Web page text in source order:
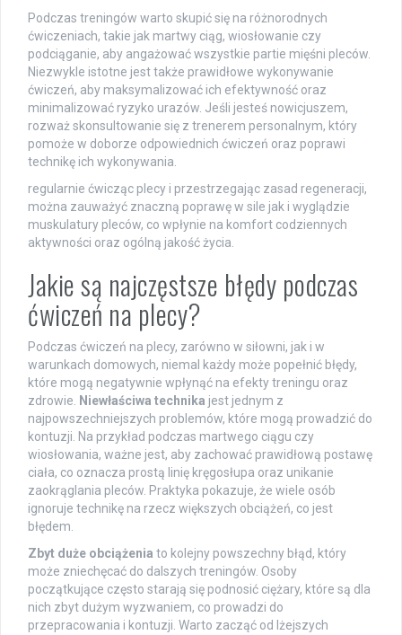
Podczas treningów warto skupić się na różnorodnych
ćwiczeniach, takie jak martwy ciąg, wiosłowanie czy
podciąganie, aby angażować wszystkie partie mięśni pleców.
Niezwykle istotne jest także prawidłowe wykonywanie
ćwiczeń, aby maksymalizować ich efektywność oraz
minimalizować ryzyko urazów. Jeśli jesteś nowicjuszem,
rozważ skonsultowanie się z trenerem personalnym, który
pomoże w doborze odpowiednich ćwiczeń oraz poprawi
technikę ich wykonywania.
regularnie ćwicząc plecy i przestrzegając zasad regeneracji,
można zauważyć znaczną poprawę w sile jak i wyglądzie
muskulatury pleców, co wpłynie na komfort codziennych
aktywności oraz ogólną jakość życia.
Jakie są najczęstsze błędy podczas
ćwiczeń na plecy?
Podczas ćwiczeń na plecy, zarówno w siłowni, jak i w
warunkach domowych, niemal każdy może popełnić błędy,
które mogą negatywnie wpłynąć na efekty treningu oraz
zdrowie. Niewłaściwa technika jest jednym z
najpowszechniejszych problemów, które mogą prowadzić do
kontuzji. Na przykład podczas martwego ciągu czy
wiosłowania, ważne jest, aby zachować prawidłową postawę
ciała, co oznacza prostą linię kręgosłupa oraz unikanie
zaokrąglania pleców. Praktyka pokazuje, że wiele osób
ignoruje technikę na rzecz większych obciążeń, co jest
błędem.
Zbyt duże obciążenia to kolejny powszechny błąd, który
może zniechęcać do dalszych treningów. Osoby
początkujące często starają się podnosić ciężary, które są dla
nich zbyt dużym wyzwaniem, co prowadzi do
przepracowania i kontuzji. Warto zacząć od lżejszych